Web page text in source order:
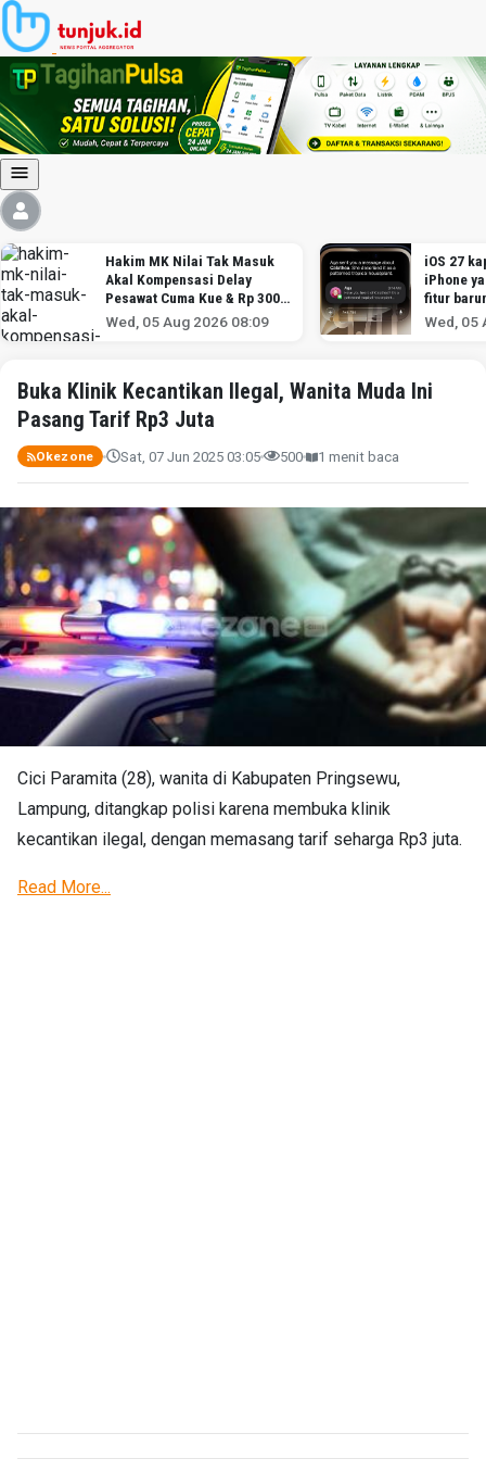
Hakim MK Nilai Tak Masuk
Akal Kompensasi Delay
Pesawat Cuma Kue & Rp 300
Ribu
Wed, 05 Aug 2026 08:09
iOS 27
iPhone
fitur
Wed, 05
Buka Klinik Kecantikan Ilegal, Wanita Muda Ini
Pasang Tarif Rp3 Juta
Okezone Sat, 07 Jun 2025 03:05 500 1 menit baca
Cici Paramita (28), wanita di Kabupaten Pringsewu,
Lampung, ditangkap polisi karena membuka klinik
kecantikan ilegal, dengan memasang tarif seharga Rp3 juta.
Read More...